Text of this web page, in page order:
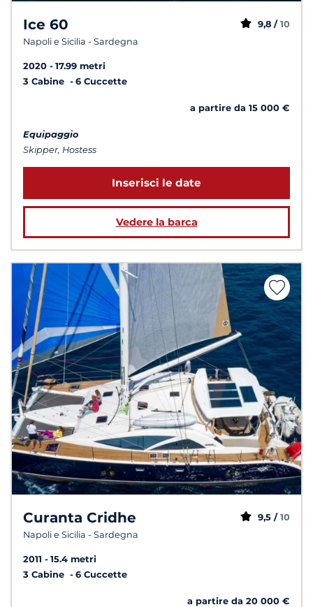
Ice 60
Napoli e Sicilia - Sardegna
9,8 / 10
2020
17.99 metri
3 Cabine
6 Cuccette
a partire da 15 000 €
Equipaggio
Skipper, Hostess
Inserisci le date
Vedere la barca
Curanta Cridhe
Napoli e Sicilia - Sardegna
9,5 / 10
2011
15.4 metri
3 Cabine
6 Cuccette
a partire da 20 000 €